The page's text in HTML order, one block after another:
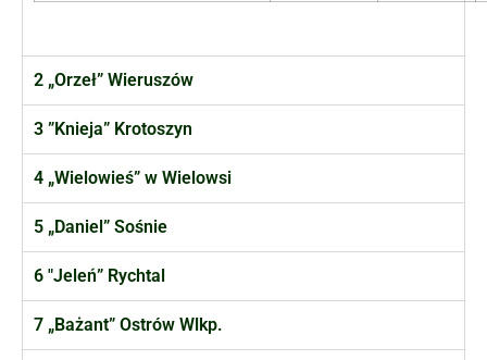
2 „Orzeł” Wieruszów
3 ”Knieja” Krotoszyn
4 „Wielowieś” w Wielowsi
5 „Daniel” Sośnie
6 "Jeleń” Rychtal
7 „Bażant” Ostrów Wlkp.